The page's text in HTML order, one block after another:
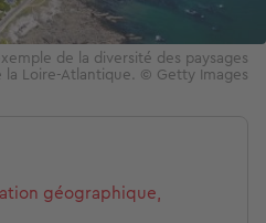
de la diversité des paysages
la Loire-Atlantique. © Getty Images
géographique,